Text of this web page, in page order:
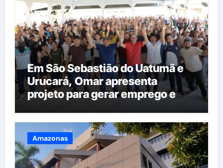
Em São Sebastião do Uatumã e
Urucará, Omar apresenta
projeto para gerar emprego e
Amazonas